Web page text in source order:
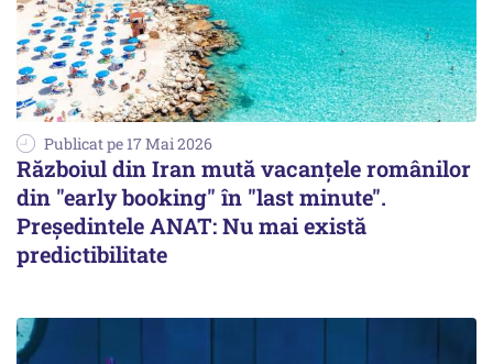
Publicat pe 17 Mai 2026
Războiul din Iran mută vacanţele românilor
din "early booking" în "last minute".
Președintele ANAT: Nu mai există
predictibilitate